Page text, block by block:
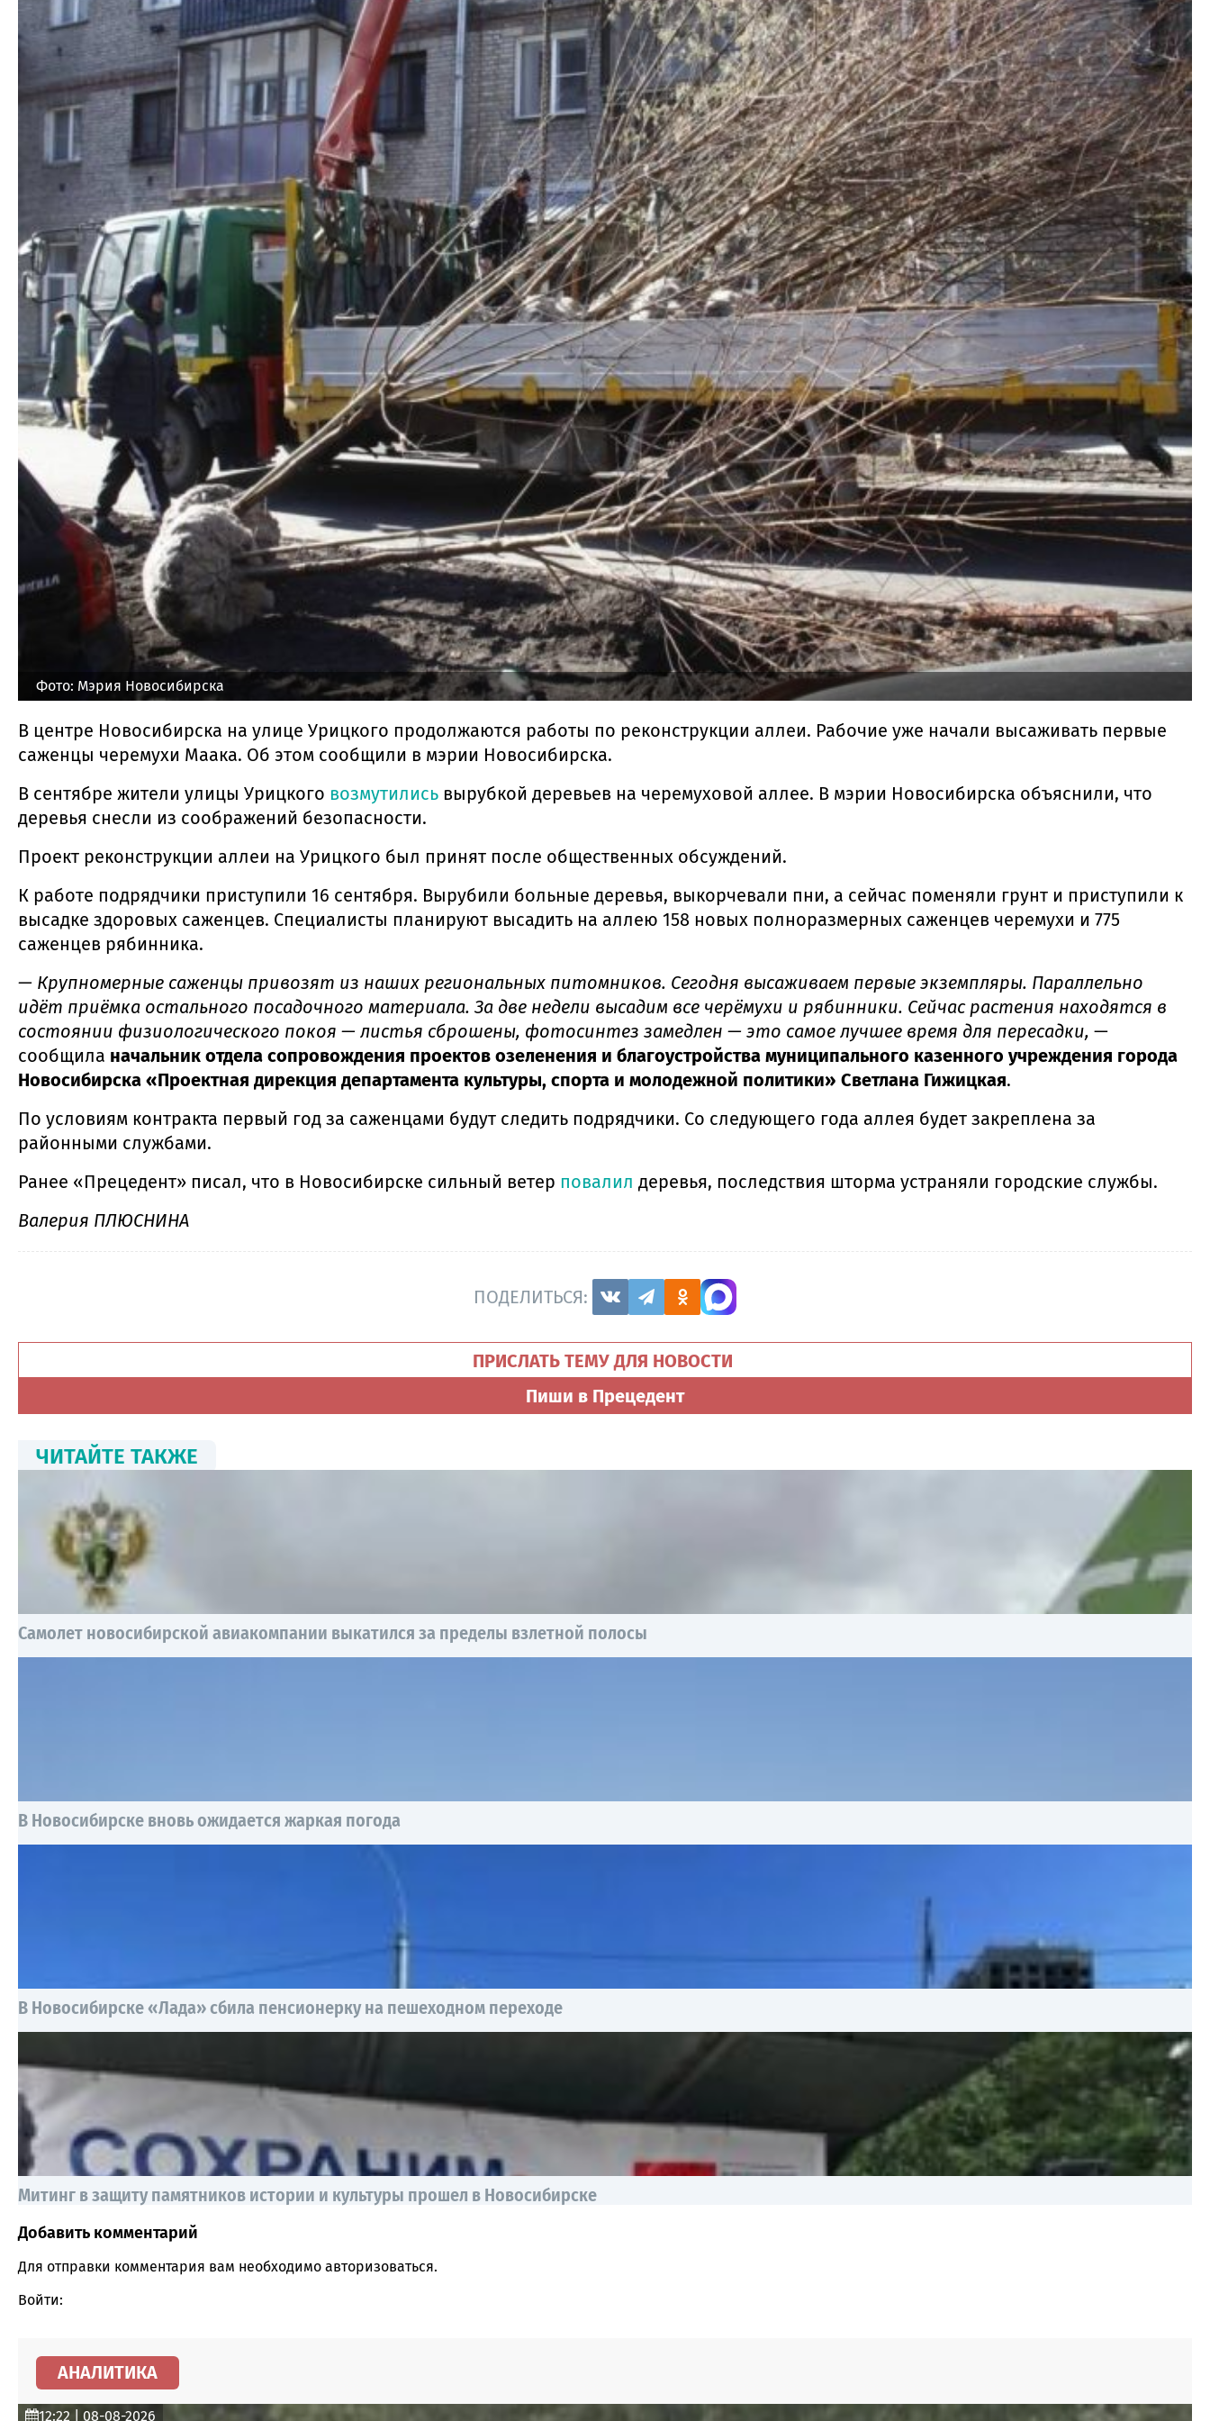
Фото: Мэрия Новосибирска
В центре Новосибирска на улице Урицкого продолжаются работы по реконструкции аллеи. Рабочие уже начали высаживать первые
саженцы черемухи Маака. Об этом сообщили в мэрии Новосибирска.
В сентябре жители улицы Урицкого возмутились вырубкой деревьев на черемуховой аллее. В мэрии Новосибирска объяснили, что
деревья снесли из соображений безопасности.
Проект реконструкции аллеи на Урицкого был принят после общественных обсуждений.
К работе подрядчики приступили 16 сентября. Вырубили больные деревья, выкорчевали пни, а сейчас поменяли грунт и приступили к
высадке здоровых саженцев. Специалисты планируют высадить на аллею 158 новых полноразмерных саженцев черемухи и 775
саженцев рябинника.
— Крупномерные саженцы привозят из наших региональных питомников. Сегодня высаживаем первые экземпляры. Параллельно
идёт приёмка остального посадочного материала. За две недели высадим все черёмухи и рябинники. Сейчас растения находятся в
состоянии физиологического покоя — листья сброшены, фотосинтез замедлен — это самое лучшее время для пересадки, —
сообщила начальник отдела сопровождения проектов озеленения и благоустройства муниципального казенного учреждения города
Новосибирска «Проектная дирекция департамента культуры, спорта и молодежной политики» Светлана Гижицкая.
По условиям контракта первый год за саженцами будут следить подрядчики. Со следующего года аллея будет закреплена за
районными службами.
Ранее «Прецедент» писал, что в Новосибирске сильный ветер повалил деревья, последствия шторма устраняли городские службы.
Валерия ПЛЮСНИНА
ПОДЕЛИТЬСЯ:
ПРИСЛАТЬ ТЕМУ ДЛЯ НОВОСТИ
Пиши в Прецедент
ЧИТАЙТЕ ТАКЖЕ
Самолет новосибирской авиакомпании выкатился за пределы взлетной полосы
В Новосибирске вновь ожидается жаркая погода
В Новосибирске «Лада» сбила пенсионерку на пешеходном переходе
Митинг в защиту памятников истории и культуры прошел в Новосибирске
Comment section
Добавить комментарий
Для отправки комментария вам необходимо авторизоваться.
Войти:
АНАЛИТИКА
12:22 | 08-08-2026